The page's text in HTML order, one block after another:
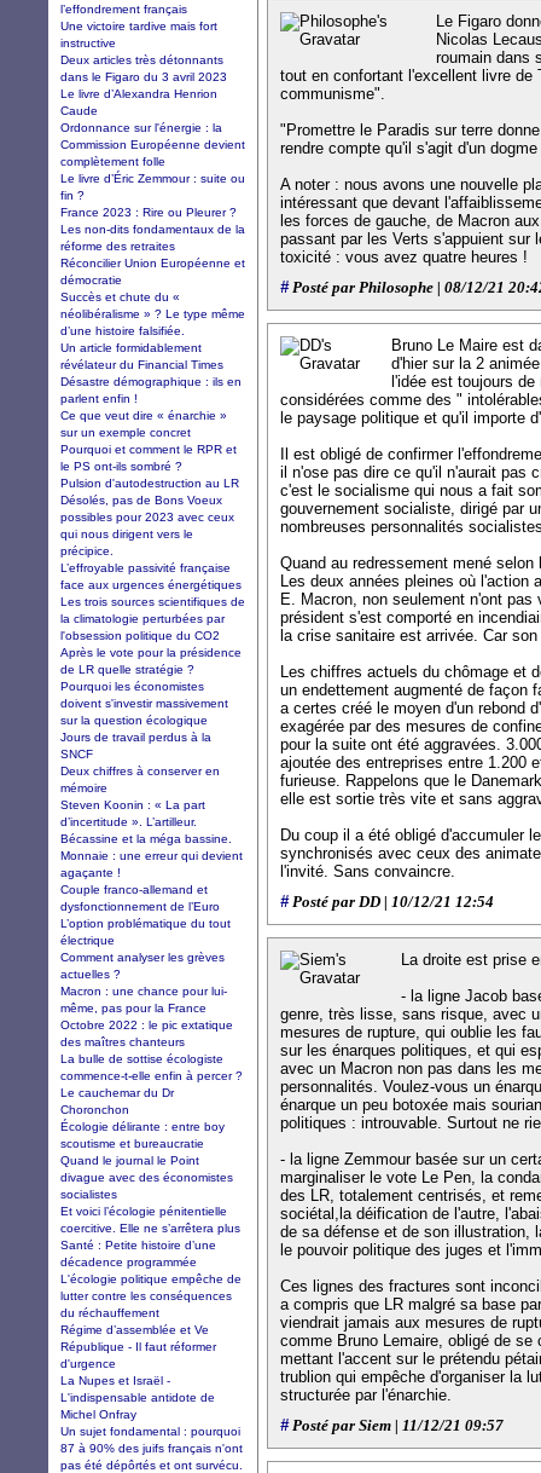
Le Figaro
Nicolas
roumain dans
tout en confortant l'excellent livre de
communisme".
"Promettre le Paradis sur terre
rendre compte qu'il s'agit d'un
A noter : nous avons une nouvelle
intéressant que devant
les forces de gauche, de Macron
passant par les Verts s'appuient sur
toxicité : vous avez quatre heures !
#Posté par Philosophe | 08/12/21
Bruno Le Maire est
d'hier sur la 2
l'idée est toujours
considérées comme des "
le paysage politique et qu'il importe
Il est obligé de confirmer
il n'ose pas dire ce qu'il n'aurait pas
c'est le socialisme qui nous a fait
gouvernement socialiste, dirigé par
nombreuses personnalités
Quand au redressement mené
Les deux années pleines où l'action
E. Macron, non seulement n'ont
président s'est comporté en
la crise sanitaire est arrivée. Car
Les chiffres actuels du chômage et
un endettement augmenté de façon
a certes créé le moyen d'un rebond
exagérée par des mesures de
pour la suite ont été aggravées.
ajoutée des entreprises entre 1.200
furieuse. Rappelons que le
elle est sortie très vite et sans
Du coup il a été obligé d'accumuler
synchronisés avec ceux des
l'invité. Sans convaincre.
#Posté par DD | 10/12/21 12:54
La droite est prise
- la ligne Jacob
genre, très lisse, sans risque, avec
mesures de rupture, qui oublie les
sur les énarques politiques, et qui
avec un Macron non pas dans les
personnalités. Voulez-vous un
énarque un peu botoxée mais
politiques : introuvable. Surtout ne
- la ligne Zemmour basée sur un
marginaliser le vote Le Pen, la
des LR, totalement centrisés, et
sociétal,la déification de l'autre,
de sa défense et de son illustration,
le pouvoir politique des juges et
Ces lignes des fractures sont
a compris que LR malgré sa base
viendrait jamais aux mesures de
comme Bruno Lemaire, obligé de se
mettant l'accent sur le prétendu
trublion qui empêche d'organiser la
structurée par l'énarchie.
#Posté par Siem | 11/12/21 09:57
l’effondrement français
Une victoire tardive mais fort
instructive
Deux articles très détonnants
dans le Figaro du 3 avril 2023
Le livre d’Alexandra Henrion
Caude
Ordonnance sur l'énergie : la
Commission Européenne devient
complètement folle
Le livre d’Éric Zemmour : suite ou
fin ?
France 2023 : Rire ou Pleurer ?
Les non-dits fondamentaux de la
réforme des retraites
Réconcilier Union Européenne et
démocratie
Succès et chute du «
néolibéralisme » ? Le type même
d’une histoire falsifiée.
Un article formidablement
révélateur du Financial Times
Désastre démographique : ils en
parlent enfin !
Ce que veut dire « énarchie »
sur un exemple concret
Pourquoi et comment le RPR et
le PS ont-ils sombré ?
Pulsion d'autodestruction au LR
Désolés, pas de Bons Voeux
possibles pour 2023 avec ceux
qui nous dirigent vers le
précipice.
L’effroyable passivité française
face aux urgences énergétiques
Les trois sources scientifiques de
la climatologie perturbées par
l'obsession politique du CO2
Après le vote pour la présidence
de LR quelle stratégie ?
Pourquoi les économistes
doivent s'investir massivement
sur la question écologique
Jours de travail perdus à la
SNCF
Deux chiffres à conserver en
mémoire
Steven Koonin : « La part
d’incertitude ». L’artilleur.
Bécassine et la méga bassine.
Monnaie : une erreur qui devient
agaçante !
Couple franco-allemand et
dysfonctionnement de l’Euro
L’option problématique du tout
électrique
Comment analyser les grèves
actuelles ?
Macron : une chance pour lui-
même, pas pour la France
Octobre 2022 : le pic extatique
des maîtres chanteurs
La bulle de sottise écologiste
commence-t-elle enfin à percer ?
Le cauchemar du Dr
Choronchon
Écologie délirante : entre boy
scoutisme et bureaucratie
Quand le journal le Point
divague avec des économistes
socialistes
Et voici l’écologie pénitentielle
coercitive. Elle ne s’arrêtera plus
Santé : Petite histoire d’une
décadence programmée
L'écologie politique empêche de
lutter contre les conséquences
du réchauffement
Régime d’assemblée et Ve
République - Il faut réformer
d'urgence
La Nupes et Israël -
L'indispensable antidote de
Michel Onfray
Un sujet fondamental : pourquoi
87 à 90% des juifs français n'ont
pas été dépôrtés et ont survécu.